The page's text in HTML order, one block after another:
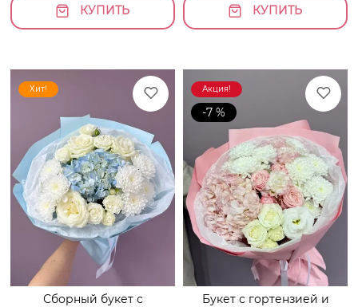
КУПИТЬ КУПИТЬ
Хит!
Сборный букет с
Акция!
-7 %
Букет с гортензией и